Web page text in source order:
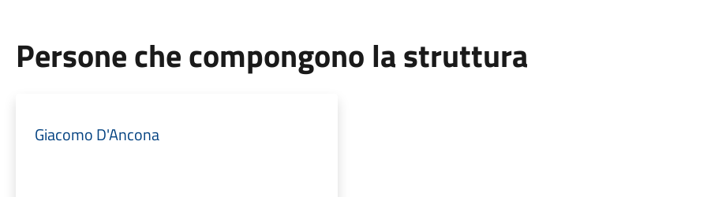
Persone che compongono la struttura
Giacomo D'Ancona